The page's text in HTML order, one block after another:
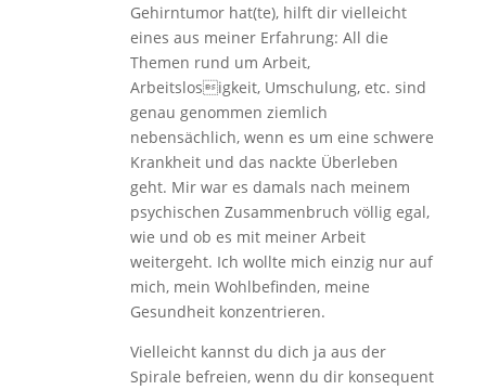
Gehirntumor hat(te), hilft dir vielleicht
eines aus meiner Erfahrung: All die
Themen rund um Arbeit,
Arbeitslosigkeit, Umschulung, etc. sind
genau genommen ziemlich
nebensächlich, wenn es um eine schwere
Krankheit und das nackte Überleben
geht. Mir war es damals nach meinem
psychischen Zusammenbruch völlig egal,
wie und ob es mit meiner Arbeit
weitergeht. Ich wollte mich einzig nur auf
mich, mein Wohlbefinden, meine
Gesundheit konzentrieren.
Vielleicht kannst du dich ja aus der
Spirale befreien, wenn du dir konsequent